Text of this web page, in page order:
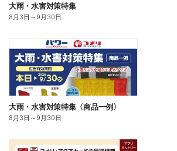
大雨・水害対策特集
8月3日 ～9月30日
大雨・水害対策特集〈商品一例〉
8月3日 ～9月30日